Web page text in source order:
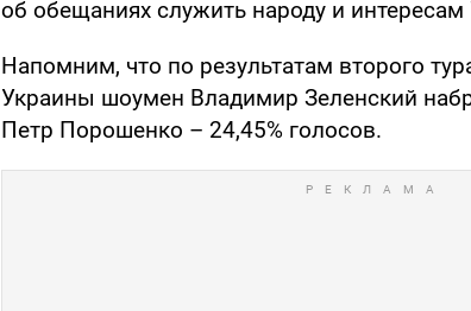
об обещаниях служить народу и
Напомним, что по результатам второго
Украины шоумен Владимир Зеленский
Петр Порошенко – 24,45% голосов.